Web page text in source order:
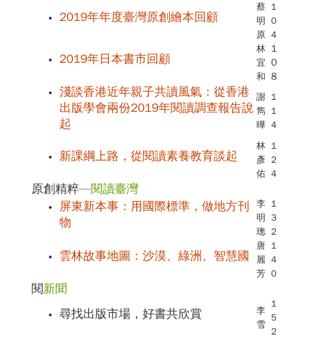
2019年年度臺灣原創繪本回顧
蔡
明
原
1
0
4
2019年日本書市回顧
林
宜
和
1
0
8
淺談香港近年親子共讀風氣：從香港
出版學會兩份2019年閱讀調查報告說
起
謝
雋
曄
1
1
4
新課綱上路，從閱讀素養教育談起
林
彥
佑
1
2
4
原創精粹—閱讀臺灣
屏東新本事：用國際標準，做地方刊
物
李
明
璁
1
3
2
雲林故事地圖：沙漠、綠洲、智慧國
唐
麗
芳
1
4
0
閱新聞
尋找出版市場，好書共欣賞
李
雪
1
5
2